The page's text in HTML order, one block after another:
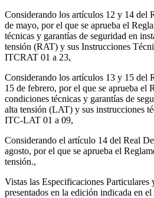
Considerando los artículos 12 y 14 del
de mayo, por el que se aprueba el
técnicas y garantías de seguridad en
tensión (RAT) y sus Instrucciones
ITCRAT 01 a 23,
Considerando los artículos 13 y 15 del
15 de febrero, por el que se aprueba el
condiciones técnicas y garantías de
alta tensión (LAT) y sus instrucciones
ITC-LAT 01 a 09,
Considerando el artículo 14 del Real
agosto, por el que se aprueba el
tensión.,
Vistas las Especificaciones Particulares
presentados en la edición indicada en